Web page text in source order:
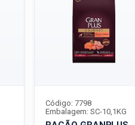
Código: 7798
Embalagem: SC-10,1KG